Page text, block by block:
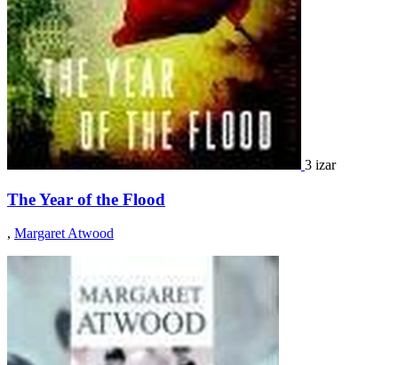
3 izar
The Year of the Flood
, Margaret Atwood